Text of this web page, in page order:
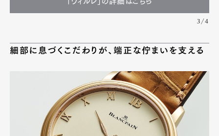
3/4
細部に息づくこだわりが、端正な佇まいを支える